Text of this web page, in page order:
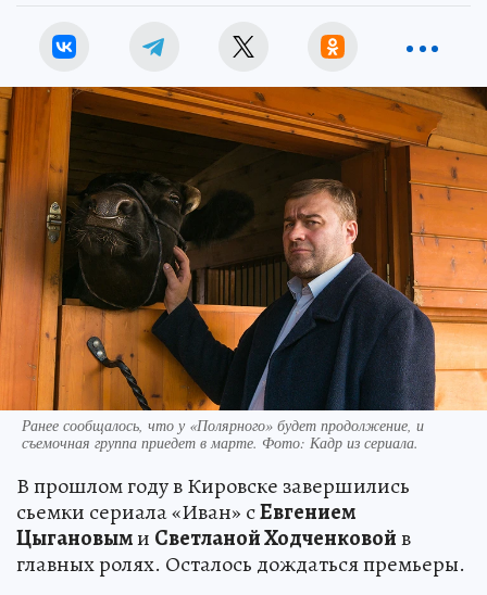
Ранее сообщалось, что у «Полярного» будет продолжение, и
съемочная группа приедет в марте. Фото: Кадр из сериала.
В прошлом году в Кировске завершились
сьемки сериала «Иван» сЕвгением
Цыгановыми Светланой Ходченковойв
главных ролях. Осталось дождаться премьеры.